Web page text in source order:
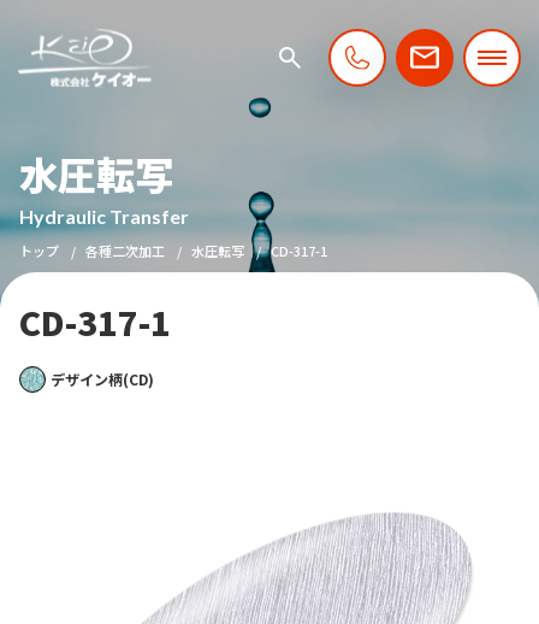
水圧転写
Hydraulic Transfer
トップ 各種二次加工 水圧転写 CD-317-1
CD-317-1
デザイン柄(CD)